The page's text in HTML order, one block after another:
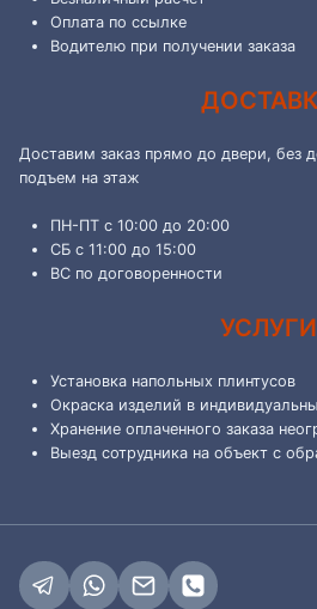
Оплата по ссылке
Водителю при получении заказа
Доставим заказ прямо до двери, без
подъем на этаж
ПН-ПТ с 10:00 до 20:00
СБ с 11:00 до 15:00
ВС по договоренности
УСЛУГИ
Установка напольных плинтусов
Окраска изделий в
Хранение оплаченного заказа
Выезд сотрудника на объект с